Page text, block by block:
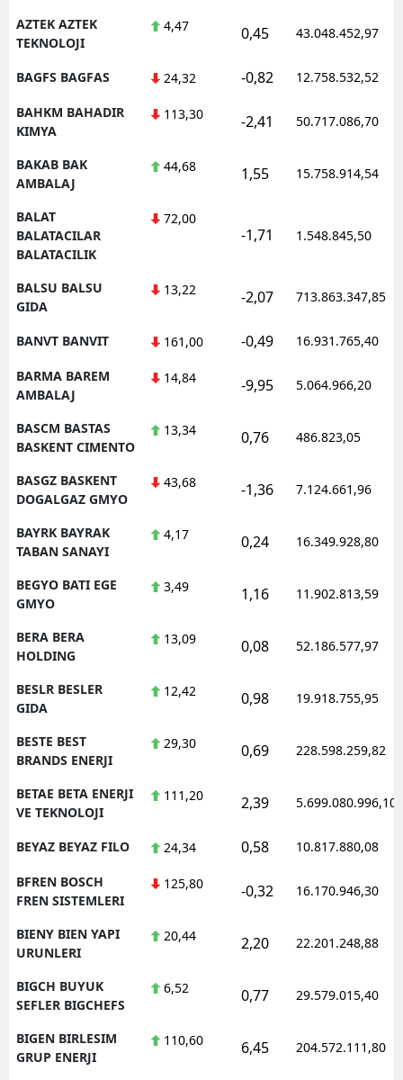
AZTEK AZTEK
TEKNOLOJI
4,47 0,45 43.048.452,97
BAGFS BAGFAS 24,32 -0,82 12.758.532,52
BAHKM BAHADIR
KIMYA
113,30 -2,41 50.717.086,70
BAKAB BAK
AMBALAJ
44,68 1,55 15.758.914,54
BALAT
BALATACILAR
BALATACILIK
72,00
-1,71 1.548.845,50
BALSU BALSU
GIDA
13,22 -2,07 713.863.347,85
BANVT BANVIT 161,00 -0,49 16.931.765,40
BARMA BAREM
AMBALAJ
14,84 -9,95 5.064.966,20
BASCM BASTAS
BASKENT CIMENTO
13,34 0,76 486.823,05
BASGZ BASKENT
DOGALGAZ GMYO
43,68 -1,36 7.124.661,96
BAYRK BAYRAK
TABAN SANAYI
4,17 0,24 16.349.928,80
BEGYO BATI EGE
GMYO
3,49 1,16 11.902.813,59
BERA BERA
HOLDING
13,09 0,08 52.186.577,97
BESLR BESLER
GIDA
12,42 0,98 19.918.755,95
BESTE BEST
BRANDS ENERJI
29,30 0,69 228.598.259,82
BETAE BETA ENERJI
VE TEKNOLOJI
111,20 2,39 5.699.080.996,10
BEYAZ BEYAZ FILO 24,34 0,58 10.817.880,08
BFREN BOSCH
FREN SISTEMLERI
125,80 -0,32 16.170.946,30
BIENY BIEN YAPI
URUNLERI
20,44 2,20 22.201.248,88
BIGCH BUYUK
SEFLER BIGCHEFS
6,52 0,77 29.579.015,40
BIGEN BIRLESIM
GRUP ENERJI
110,60 6,45 204.572.111,80